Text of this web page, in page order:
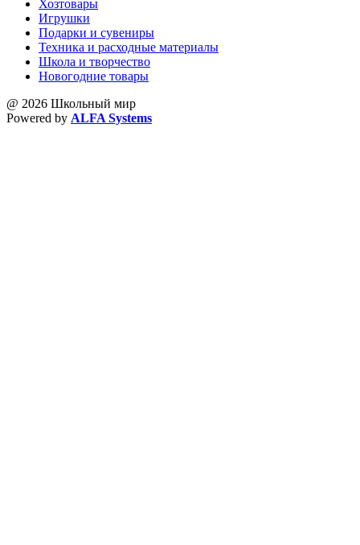
Хозтовары
Игрушки
Подарки и сувениры
Техника и расходные материалы
Школа и творчество
Новогодние товары
@ 2026 Школьный мир
Powered by ALFA Systems